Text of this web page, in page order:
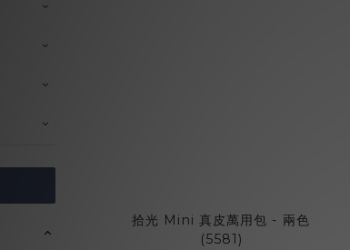
拾光 Mini 真皮萬用包 - 兩色
(5581)